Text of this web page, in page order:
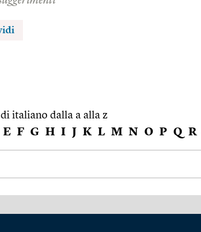
italiano dalla a alla z
E F G H I J K L M N O P Q R